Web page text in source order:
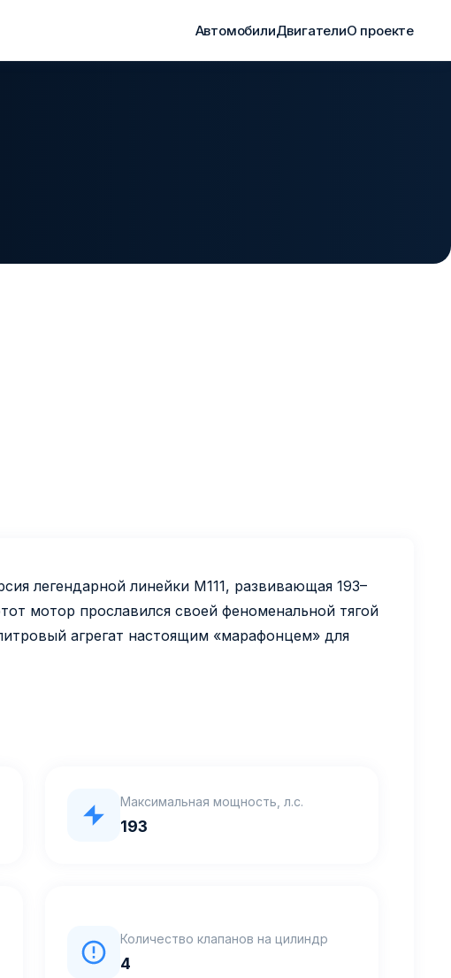
АвтомобилиДвигателиО проекте
легендарной линейки M111, развивающая 193–
мотор прославился своей феноменальной тягой
агрегат настоящим «марафонцем» для
Максимальная мощность, л.с.
193
Количество клапанов на цилиндр
4